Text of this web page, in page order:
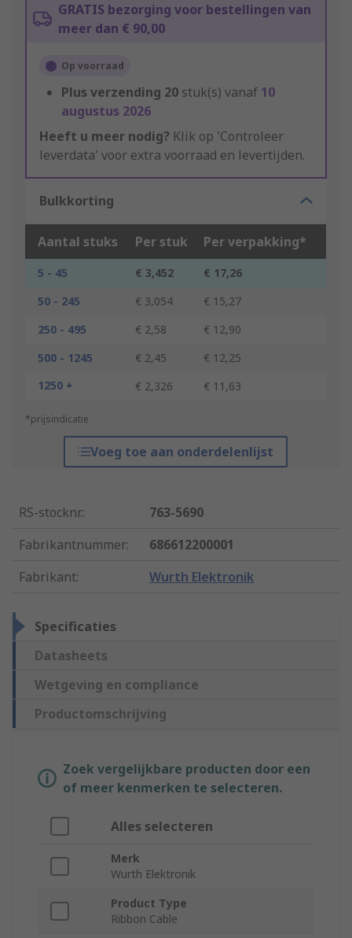
GRATIS bezorging voor bestellingen van
meer dan € 90,00
Op voorraad
Plus verzending 20 stuk(s) vanaf 10
augustus 2026
Heeft u meer nodig? Klik op 'Controleer
leverdata' voor extra voorraad en levertijden.
Bulkkorting
Aantal stuks Per stuk Per verpakking*
5 - 45 € 3,452
€ 17,26
50 - 245
€ 3,054
€ 15,27
250 - 495
€ 2,58
€ 12,90
500 - 1245
€ 2,45
€ 12,25
1250 +
€ 2,326 € 11,63
*prijsindicatie
Voeg toe aan onderdelenlijst
RS-stocknr.:
763-5690
Fabrikantnummer:
686612200001
Fabrikant: Wurth Elektronik
Specificaties
Datasheets
Wetgeving en compliance
Productomschrijving
Zoek vergelijkbare producten door een
of meer kenmerken te selecteren.
Alles selecteren
Merk
Wurth Elektronik
Product Type
Ribbon Cable